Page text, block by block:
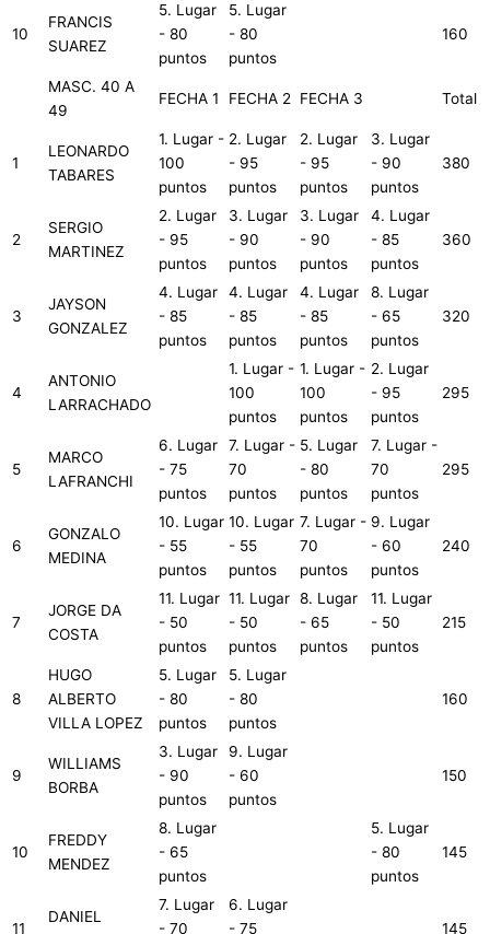
10
FRANCIS
SUAREZ
5. Lugar
- 80
puntos
5. Lugar
- 80
puntos
160
MASC. 40 A
49
FECHA 1 FECHA 2 FECHA 3 Total
1
LEONARDO
TABARES
1. Lugar -
100
puntos
2. Lugar
- 95
puntos
2. Lugar
- 95
puntos
3. Lugar
- 90
puntos
380
2
SERGIO
MARTINEZ
2. Lugar
- 95
puntos
3. Lugar
- 90
puntos
3. Lugar
- 90
puntos
4. Lugar
- 85
puntos
360
3
JAYSON
GONZALEZ
4. Lugar
- 85
puntos
4. Lugar
- 85
puntos
4. Lugar
- 85
puntos
8. Lugar
- 65
puntos
320
4
ANTONIO
LARRACHADO
1. Lugar -
100
puntos
1. Lugar -
100
puntos
2. Lugar
- 95
puntos
295
5
MARCO
LAFRANCHI
6. Lugar
- 75
puntos
7. Lugar -
70
puntos
5. Lugar
- 80
puntos
7. Lugar -
70
puntos
295
6
GONZALO
MEDINA
10. Lugar
- 55
puntos
10. Lugar
- 55
puntos
7. Lugar -
70
puntos
9. Lugar
- 60
puntos
240
7
JORGE DA
COSTA
11. Lugar
- 50
puntos
11. Lugar
- 50
puntos
8. Lugar
- 65
puntos
11. Lugar
- 50
puntos
215
8
HUGO
ALBERTO
VILLA LOPEZ
5. Lugar
- 80
puntos
5. Lugar
- 80
puntos
160
9
WILLIAMS
BORBA
3. Lugar
- 90
puntos
9. Lugar
- 60
puntos
150
10
FREDDY
MENDEZ
8. Lugar
- 65
puntos
5. Lugar
- 80
puntos
145
11
DANIEL
7. Lugar
- 70
6. Lugar
- 75
145